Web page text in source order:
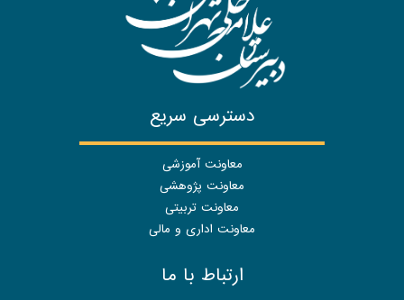
دسترسی سریع
معاونت آموزشی
معاونت پژوهشی
معاونت تربیتی
معاونت اداری و مالی
ارتباط با ما